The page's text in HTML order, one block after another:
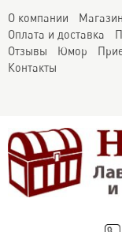
О компании
Магазин
Оплата и доставка
Отзывы
Юмор
Контакты